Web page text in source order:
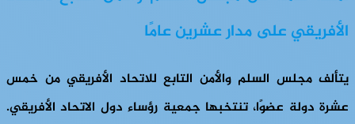
الأفريقي على مدار عشرين عامًا
يتألف مجلس السلم والأمن التابع للاتحاد الأفريقي من خمس
عشرة دولة عضوًا، تنتخبها جمعية رؤساء دول الاتحاد الأفريقي.